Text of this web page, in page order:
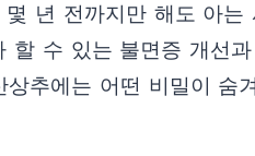
년 전까지만 해도 아는
수 있는 불면증 개선
추에는 어떤 비밀이 숨